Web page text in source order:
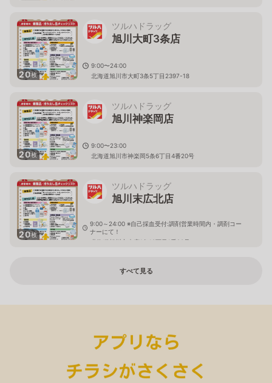
20枚
ツルハドラッグ
旭川大町3条店
9:00〜24:00
北海道旭川市大町3条5丁目2397-18
20枚
ツルハドラッグ
旭川神楽岡店
9:00〜23:00
北海道旭川市神楽岡5条6丁目4番20号
20枚
ツルハドラッグ
旭川末広北店
9:00～24:00 ※自己採血受付:調剤営業時間内・調剤コー
ナーにて！
北海道旭川市末広1条10丁目1番20号
すべて見る